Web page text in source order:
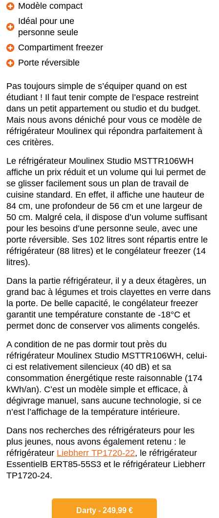
Modèle compact
Idéal pour une
personne seule
Compartiment freezer
Porte réversible
Pas toujours simple de s’équiper quand on est
étudiant ! Il faut tenir compte de l’espace restreint
dans un petit appartement ou studio et du budget.
Mais nous avons déniché pour vous ce modèle de
réfrigérateur Moulinex qui répondra parfaitement à
ces critères.
Le réfrigérateur Moulinex Studio MSTTR106WH
affiche un prix réduit et un volume qui lui permet de
se glisser facilement sous un plan de travail de
cuisine standard. En effet, il affiche une hauteur de
84 cm, une profondeur de 56 cm et une largeur de
50 cm. Malgré cela, il dispose d’un volume suffisant
pour les besoins d’une personne seule, avec une
porte réversible. Ses 102 litres sont répartis entre le
réfrigérateur (88 litres) et le congélateur freezer (14
litres).
Dans la partie réfrigérateur, il y a deux étagères, un
grand bac à légumes et trois clayettes en verre dans
la porte. De belle capacité, le congélateur freezer
garantit une température constante de -18°C et
permet donc de conserver vos aliments congelés.
A condition de ne pas dormir tout près du
réfrigérateur Moulinex Studio MSTTR106WH, celui-
ci est relativement silencieux (40 dB) et sa
consommation énergétique reste raisonnable (174
kWh/an). C’est un modèle simple et efficace, à
dégivrage manuel, sans aucune technologie, si ce
n’est l’affichage de la température intérieure.
Dans nos recherches des réfrigérateurs pour les
plus jeunes, nous avons également retenu : le
réfrigérateur Liebherr TP1720-22, le réfrigérateur
EssentielB ERT85-55S3 et le réfrigérateur Liebherr
TP1720-24.
Darty - 249,99 €